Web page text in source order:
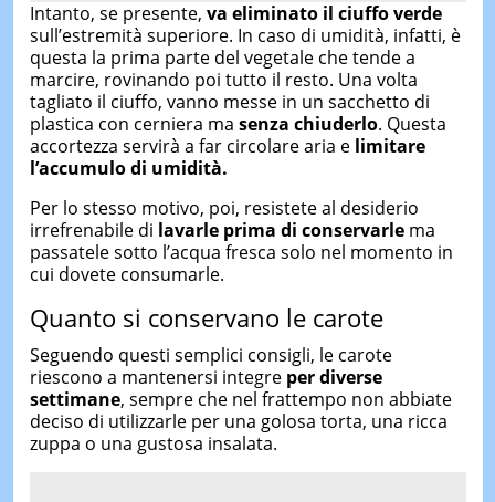
Intanto, se presente, va eliminato il ciuffo verde
sull’estremità superiore. In caso di umidità, infatti, è
questa la prima parte del vegetale che tende a
marcire, rovinando poi tutto il resto. Una volta
tagliato il ciuffo, vanno messe in un sacchetto di
plastica con cerniera ma senza chiuderlo. Questa
accortezza servirà a far circolare aria e limitare
l’accumulo di umidità.
Per lo stesso motivo, poi, resistete al desiderio
irrefrenabile di lavarle prima di conservarlema
passatele sotto l’acqua fresca solo nel momento in
cui dovete consumarle.
Quanto si conservano le carote
Seguendo questi semplici consigli, le carote
riescono a mantenersi integreper diverse
settimane, sempre che nel frattempo non abbiate
deciso di utilizzarle per una golosa torta, una ricca
zuppa o una gustosa insalata.